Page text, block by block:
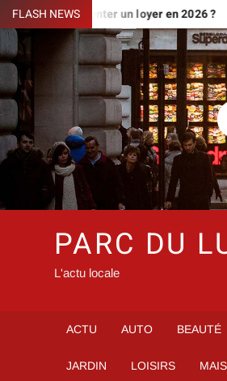
Skip
to
content
FLASH NEWS
augmenter un loyer en 2026 ?
PARC DU
L'actu locale
ACTU AUTO BEAUTÉ
JARDIN LOISIRS